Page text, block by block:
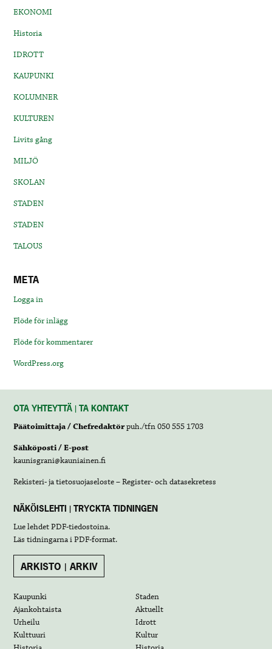
EKONOMI
Historia
IDROTT
KAUPUNKI
KOLUMNER
KULTUREN
Livits gång
MILJÖ
SKOLAN
STADEN
STADEN
TALOUS
META
Logga in
Flöde för inlägg
Flöde för kommentarer
WordPress.org
OTA YHTEYTTÄ | TA KONTAKT
Päätoimittaja / Chefredaktörpuh./tfn 050 555 1703
Sähköposti / E-post
kaunisgrani@kauniainen.fi
Rekisteri- ja tietosuojaseloste – Register- och datasekretess
NÄKÖISLEHTI | TRYCKTA TIDNINGEN
Lue lehdetPDF-tiedostoina.
Läs tidningarna iPDF-format.
ARKISTO | ARKIV
Kaupunki
Staden
Ajankohtaista
Aktuellt
Urheilu
Idrott
Kulttuuri
Kultur